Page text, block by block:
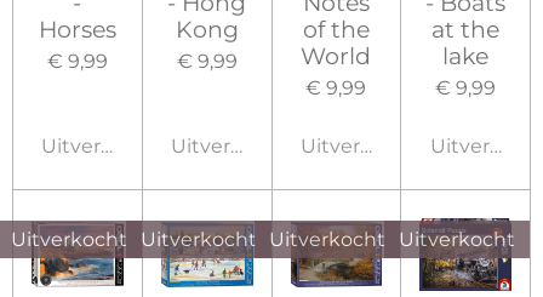
Horses
€ 9,99
Uitverkocht
Kong
€ 9,99
Uitverkocht
of the
World
€ 9,99
Uitverkocht
at the
lake
€ 9,99
Uitverkocht Uitverkocht Uitverkocht Uitverkocht